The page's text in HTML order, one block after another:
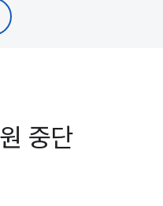
중단